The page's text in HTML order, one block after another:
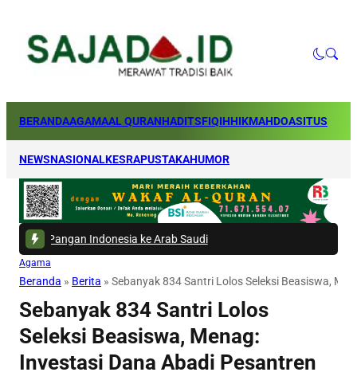
BERANDAAGAMAAL QURANHADITSFIQIHHIKMAHDOASITUS
NEWSNASIONALKESRAPUSTAKAHUMOR
ke Arab Saudi
Agama
Beranda » Berita » Sebanyak 834 Santri Lolos Seleksi Beasiswa,
Sebanyak 834 Santri Lolos
Seleksi Beasiswa, Menag:
Investasi Dana Abadi Pesantren